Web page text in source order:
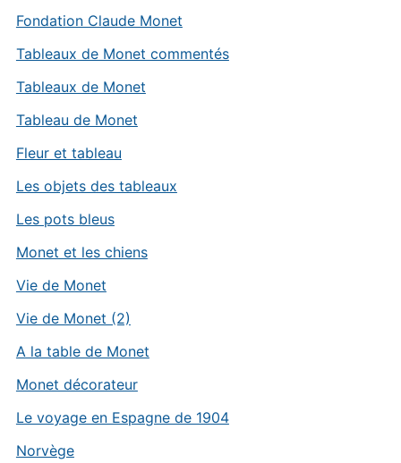
Fondation Claude Monet
Tableaux de Monet commentés
Tableaux de Monet
Tableau de Monet
Fleur et tableau
Les objets des tableaux
Les pots bleus
Monet et les chiens
Vie de Monet
Vie de Monet (2)
A la table de Monet
Monet décorateur
Le voyage en Espagne de 1904
Norvège